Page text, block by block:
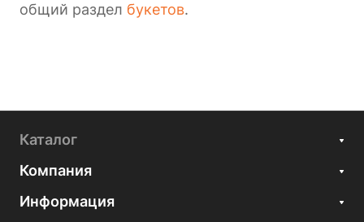
общий раздел букетов.
Каталог
Компания
Информация